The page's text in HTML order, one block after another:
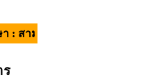
คคี มีวินัย ใส่ใจบริการ | อัตลักษณ์
ร